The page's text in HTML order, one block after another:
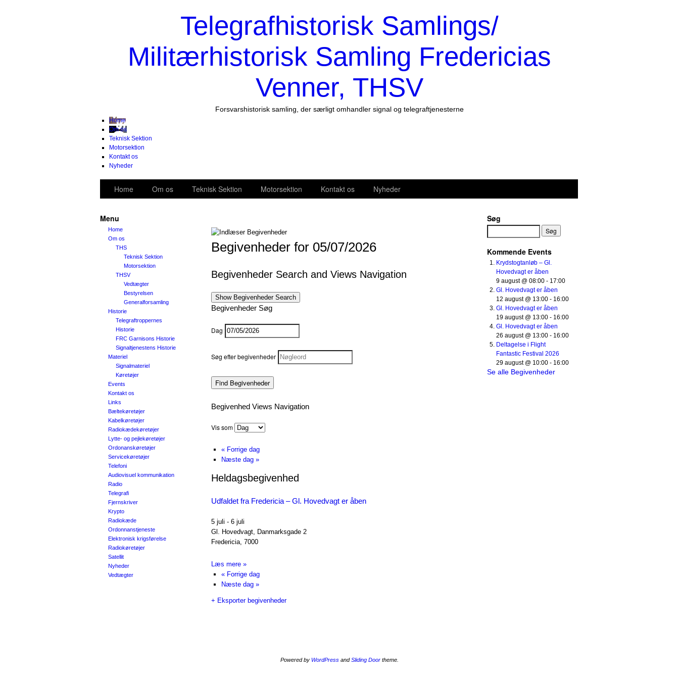
Telegrafhistorisk Samlings/
Militærhistorisk Samling Fredericias
Venner, THSV
Forsvarshistorisk samling, der særligt omhandler signal og telegraftjenesterne
Home
Om os
Teknisk Sektion
Motorsektion
Kontakt os
Nyheder
Home Om os Teknisk Sektion Motorsektion Kontakt os Nyheder
Menu
Home
Om os
THS
Teknisk Sektion
Motorsektion
THSV
Vedtægter
Bestyrelsen
Generalforsamling
Historie
Telegraftroppernes
Historie
FRC Garnisons Historie
Signaltjenestens Historie
Materiel
Signalmateriel
Køretøjer
Events
Kontakt os
Links
Bæltekøretøjer
Kabelkøretøjer
Radiokædekøretøjer
Lytte- og pejlekøretøjer
Ordonanskøretøjer
Servicekøretøjer
Telefoni
Audiovisuel kommunikation
Radio
Telegrafi
Fjernskriver
Krypto
Radiokæde
Ordonnanstjeneste
Elektronisk krigsførelse
Radiokøretøjer
Satellit
Nyheder
Vedtægter
Søg
Kommende Events
Krydstogtanløb – Gl.
Hovedvagt er åben
9 august @ 08:00 - 17:00
Gl. Hovedvagt er åben
12 august @ 13:00 - 16:00
Gl. Hovedvagt er åben
19 august @ 13:00 - 16:00
Gl. Hovedvagt er åben
26 august @ 13:00 - 16:00
Deltagelse i Flight
Fantastic Festival 2026
29 august @ 10:00 - 16:00
Se alle Begivenheder
Begivenheder for 05/07/2026
Begivenheder Search and Views Navigation
Show Begivenheder Search
Begivenheder Søg
Dag
Søg efter begivenheder
Begivenhed Views Navigation
Vis som
«Forrige dag
Næste dag »
Heldagsbegivenhed
Udfaldet fra Fredericia – Gl. Hovedvagt er åben
5 juli - 6 juli
Gl. Hovedvagt, Danmarksgade 2
Fredericia, 7000
Læs mere »
«Forrige dag
Næste dag »
+ Eksporter begivenheder
Powered by WordPress andSliding Door theme.